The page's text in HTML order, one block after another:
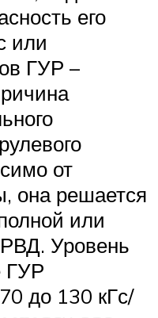
его
или
ГУР –
от
она решается
или
Уровень
ГУР
до 130 кГс/